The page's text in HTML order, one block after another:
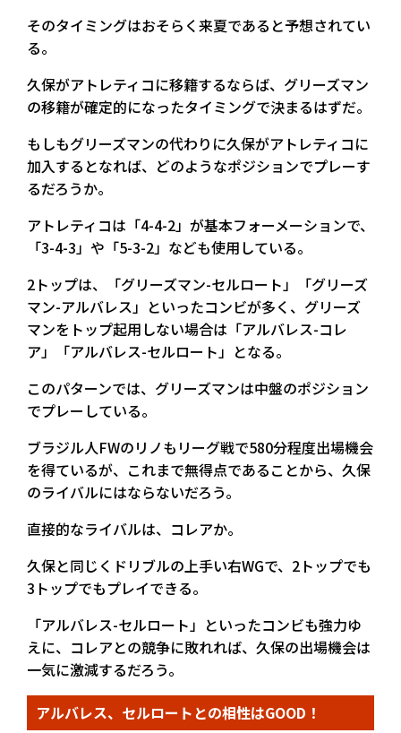
そのタイミングはおそらく来夏であると予想されてい
る。
久保がアトレティコに移籍するならば、グリーズマン
の移籍が確定的になったタイミングで決まるはずだ。
もしもグリーズマンの代わりに久保がアトレティコに
加入するとなれば、どのようなポジションでプレーす
るだろうか。
アトレティコは「4-4-2」が基本フォーメーションで、
「3-4-3」や「5-3-2」なども使用している。
2トップは、「グリーズマン-セルロート」「グリーズ
マン-アルバレス」といったコンビが多く、グリーズ
マンをトップ起用しない場合は「アルバレス-コレ
ア」「アルバレス-セルロート」となる。
このパターンでは、グリーズマンは中盤のポジション
でプレーしている。
ブラジル人FWのリノもリーグ戦で580分程度出場機会
を得ているが、これまで無得点であることから、久保
のライバルにはならないだろう。
直接的なライバルは、コレアか。
久保と同じくドリブルの上手い右WGで、2トップでも
3トップでもプレイできる。
「アルバレス-セルロート」といったコンビも強力ゆ
えに、コレアとの競争に敗れれば、久保の出場機会は
一気に激減するだろう。
アルバレス、セルロートとの相性はGOOD！